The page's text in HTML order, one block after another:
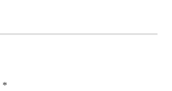
*